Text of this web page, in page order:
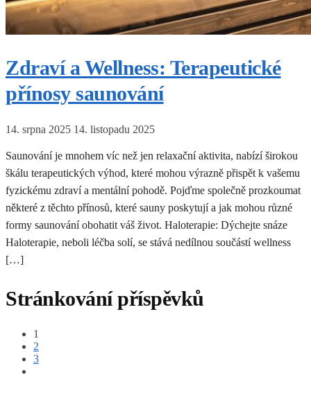
Zdraví a Wellness: Terapeutické
přínosy saunování
14. srpna 2025 14. listopadu 2025
Saunování je mnohem víc než jen relaxační aktivita, nabízí širokou
škálu terapeutických výhod, které mohou výrazně přispět k vašemu
fyzickému zdraví a mentální pohodě. Pojďme společně prozkoumat
některé z těchto přínosů, které sauny poskytují a jak mohou různé
formy saunování obohatit váš život. Haloterapie: Dýchejte snáze
Haloterapie, neboli léčba solí, se stává nedílnou součástí wellness
[…]
Stránkování příspěvků
1
2
3